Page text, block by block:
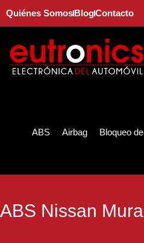
Quiénes SomosBlogContacto
ABS Airbag Bloqueo
ABS Nissan